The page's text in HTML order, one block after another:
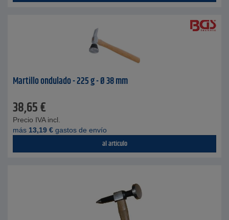
Martillo ondulado - 225 g - Ø 38 mm
38,65€
Precio IVA incl.
más 13,19 € gastos de envío
al artículo